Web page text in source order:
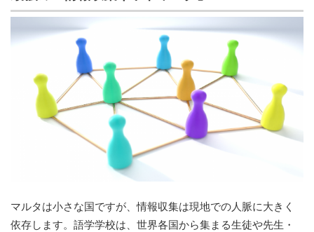
マルタは小さな国ですが、情報収集は現地での人脈に大きく
依存します。語学学校は、世界各国から集まる生徒や先生・